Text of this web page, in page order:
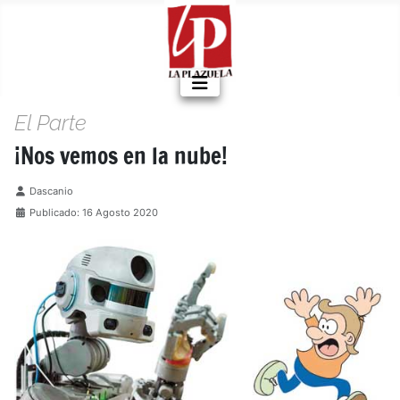
El Parte
¡Nos vemos en la nube!
Detalles
Dascanio
Publicado: 16 Agosto 2020